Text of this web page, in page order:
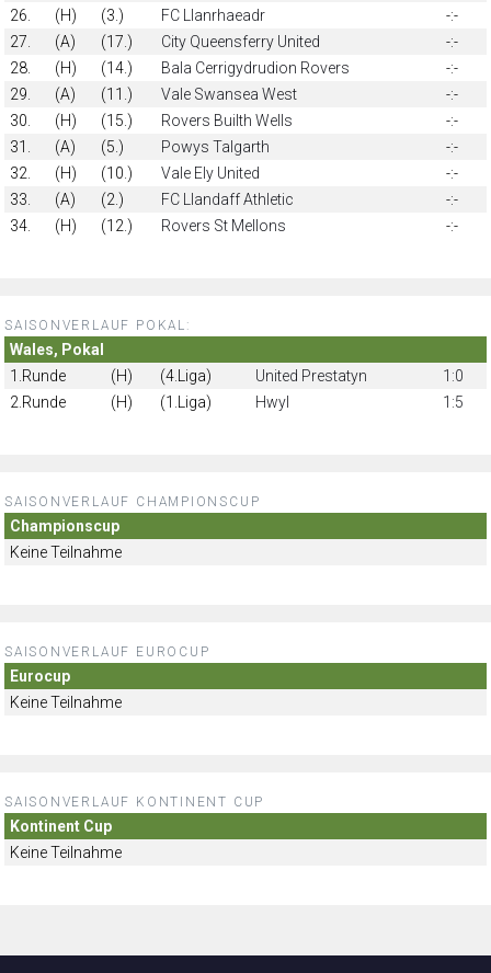
26.
(H) (3.) FC Llanrhaeadr
-:-
27.
(A) (17.) City Queensferry United
-:-
28.
(H) (14.) Bala Cerrigydrudion Rovers
-:-
29.
(A) (11.) Vale Swansea West
-:-
30.
(H) (15.) Rovers Builth Wells
-:-
31.
(A) (5.) Powys Talgarth
-:-
32.
(H) (10.) Vale Ely United
-:-
33.
(A) (2.) FC Llandaff Athletic
-:-
34.
(H) (12.) Rovers St Mellons -:-
SAISONVERLAUF POKAL:
Wales, Pokal
1.Runde
(H) (4.Liga) United Prestatyn
1:0
2.Runde
(H) (1.Liga) Hwyl 1:5
SAISONVERLAUF CHAMPIONSCUP
Championscup
Keine Teilnahme
SAISONVERLAUF EUROCUP
Eurocup
Keine Teilnahme
SAISONVERLAUF KONTINENT CUP
Kontinent Cup
Keine Teilnahme